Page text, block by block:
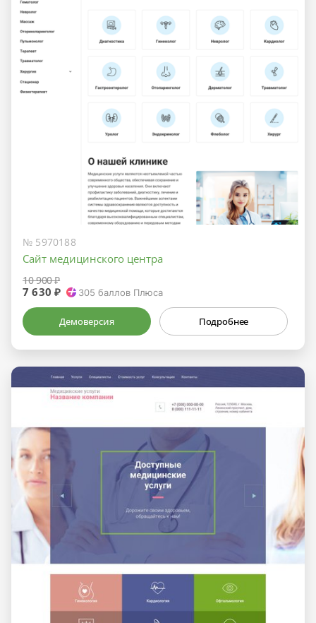
№ 5970188
Сайт медицинского центра
10 900 ₽
7 630 ₽ 305 баллов Плюса
Демоверсия Подробнее